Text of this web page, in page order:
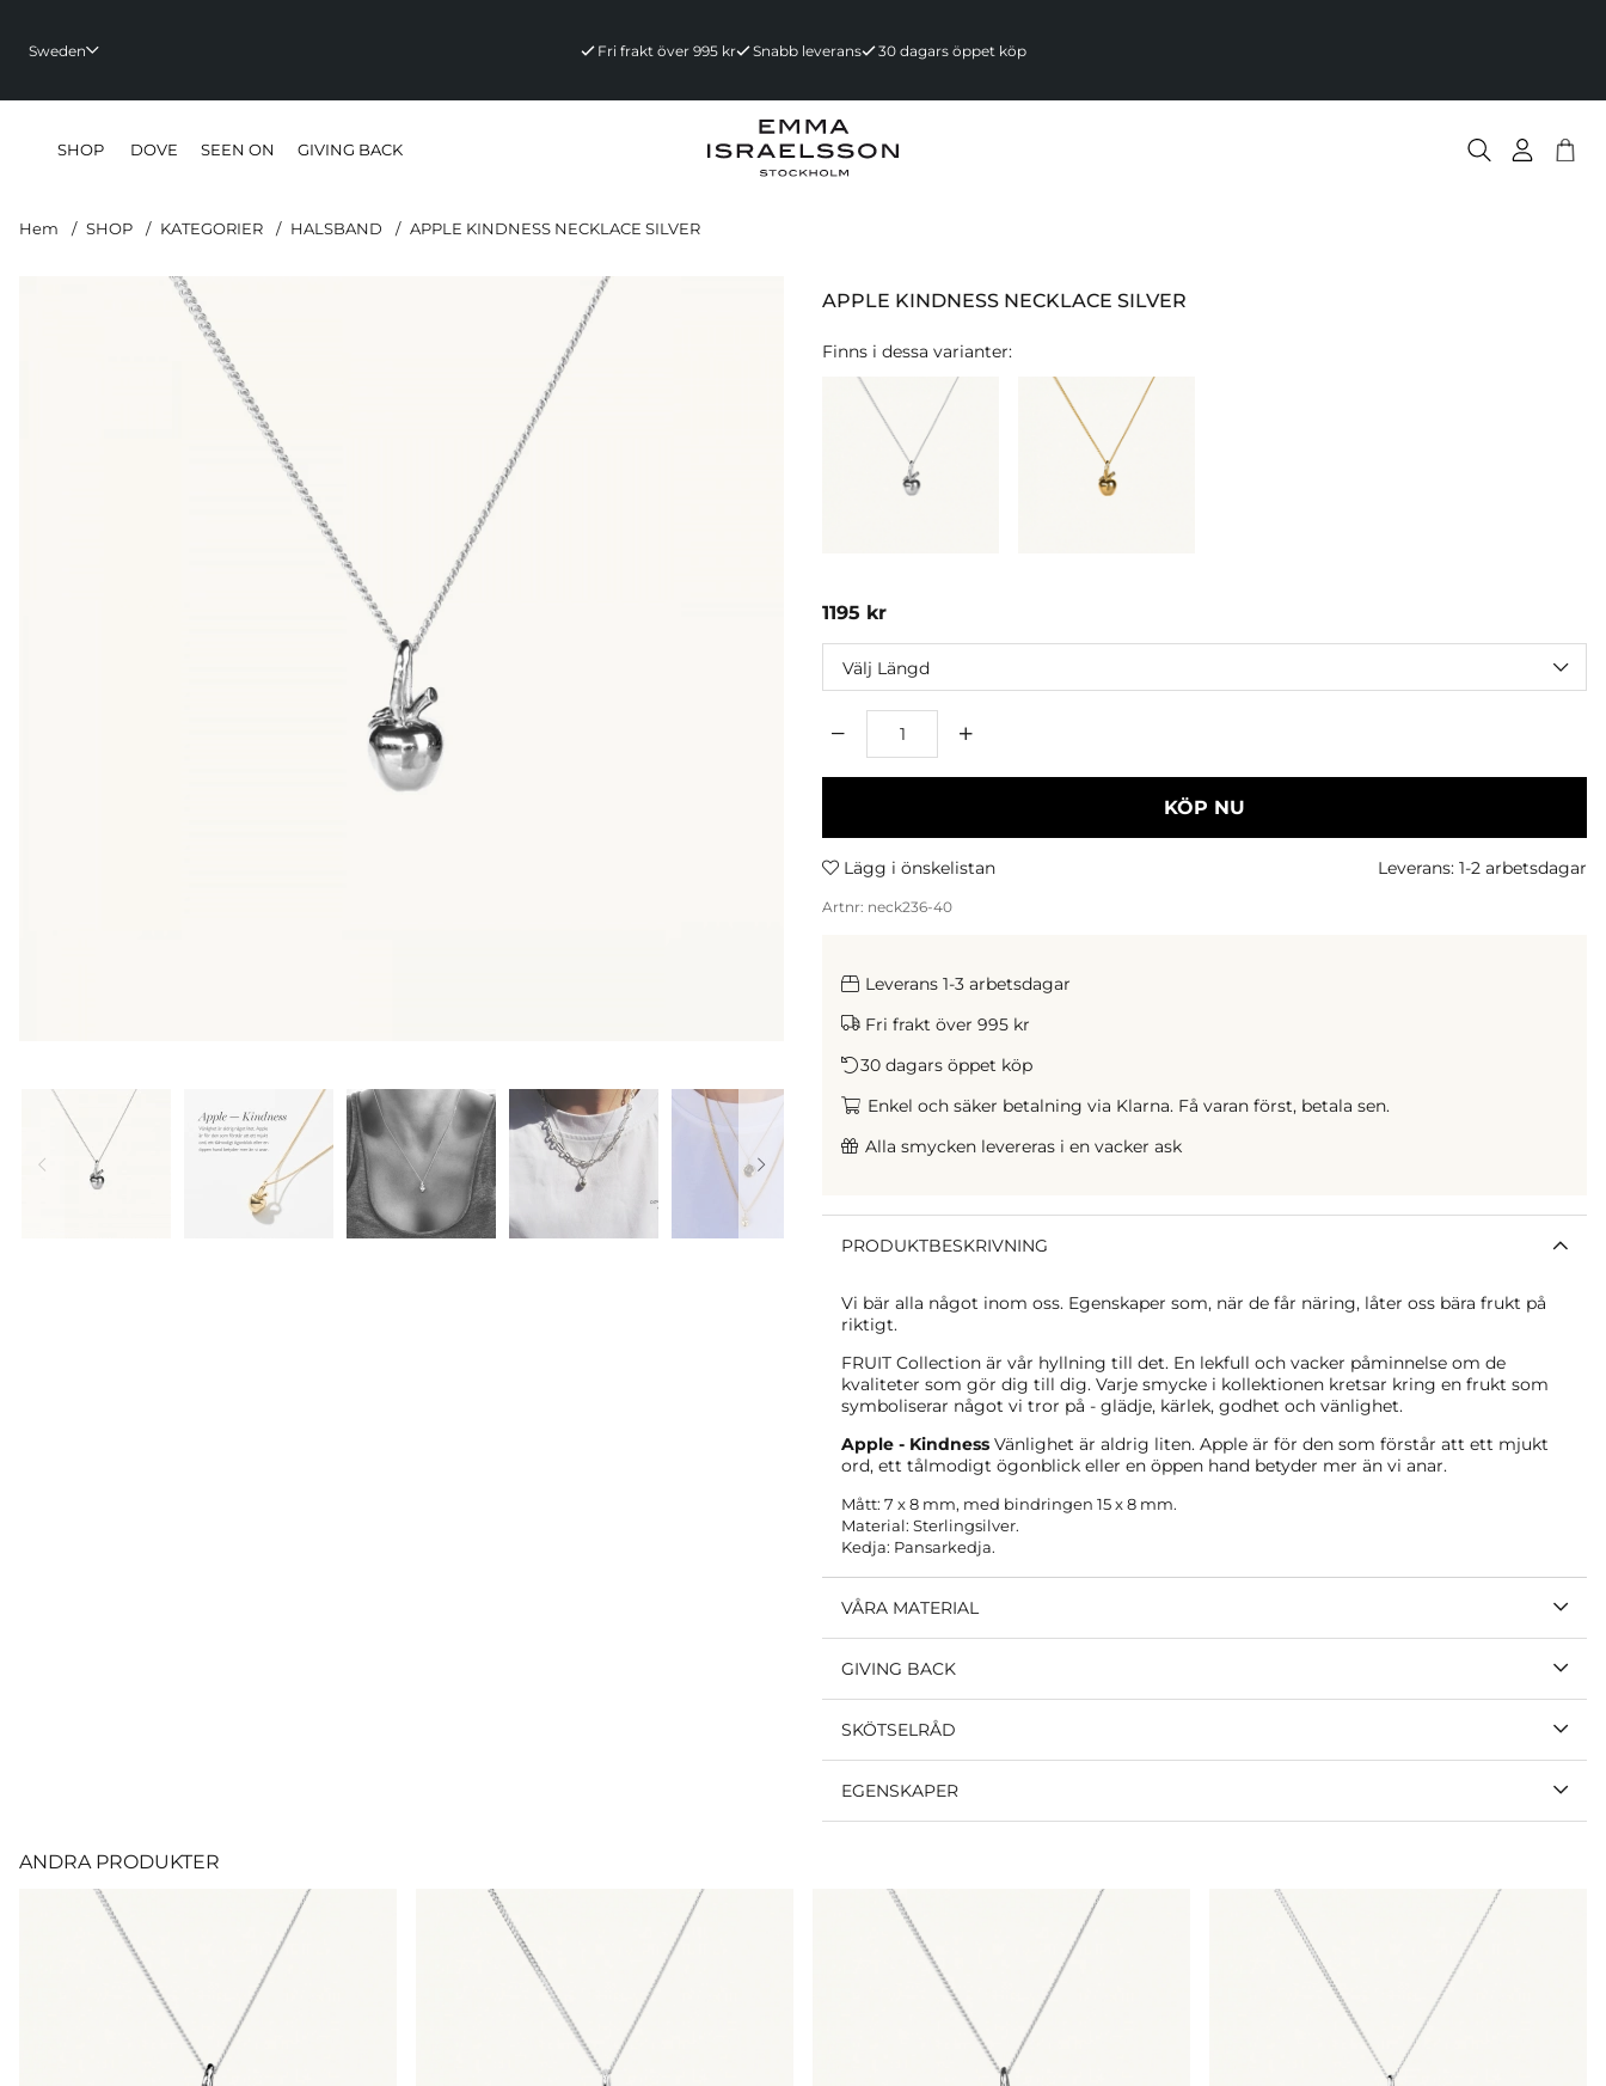
Sweden Fri frakt över 995 kr Snabb leverans 30 dagars öppet köp
SHOP DOVE SEEN ON GIVING BACK
Hem SHOP KATEGORIER HALSBAND APPLE KINDNESS NECKLACE SILVER
APPLE KINDNESS NECKLACE SILVER
Finns i dessa varianter:
1195 kr
KÖP NU
Lägg i önskelistan Leverans: 1-2 arbetsdagar
Artnr: neck236-40
Leverans 1-3 arbetsdagar
Fri frakt över 995 kr
30 dagars öppet köp
Enkel och säker betalning via Klarna. Få varan först, betala sen.
Alla smycken levereras i en vacker ask
PRODUKTBESKRIVNING
Vi bär alla något inom oss. Egenskaper som, när de får näring, låter oss bära frukt på
riktigt.
FRUIT Collection är vår hyllning till det. En lekfull och vacker påminnelse om de
kvaliteter som gör dig till dig. Varje smycke i kollektionen kretsar kring en frukt som
symboliserar något vi tror på - glädje, kärlek, godhet och vänlighet.
Apple - Kindness Vänlighet är aldrig liten. Apple är för den som förstår att ett mjukt
ord, ett tålmodigt ögonblick eller en öppen hand betyder mer än vi anar.
Mått: 7 x 8 mm, med bindringen 15 x 8 mm.
Material: Sterlingsilver.
Kedja: Pansarkedja.
VÅRA MATERIAL
GIVING BACK
SKÖTSELRÅD
EGENSKAPER
ANDRA PRODUKTER